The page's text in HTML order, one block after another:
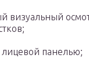
визуальный
панелью;